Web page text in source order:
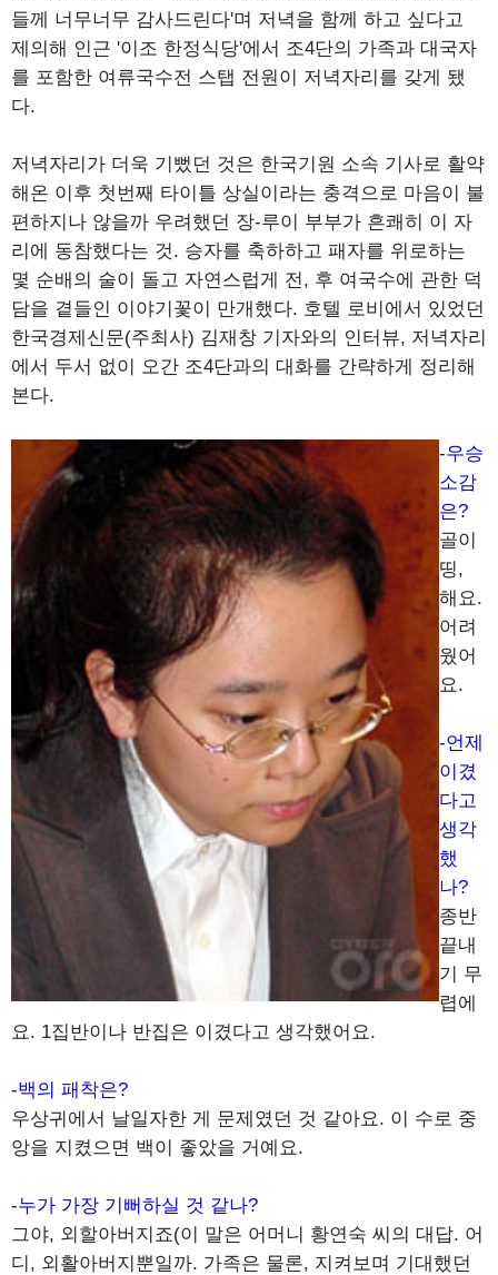
들께 너무너무 감사드린다'며 저녁을 함께 하고 싶다고
제의해 인근 '이조 한정식당'에서 조4단의 가족과 대국자
를 포함한 여류국수전 스탭 전원이 저녁자리를 갖게 됐
다.
저녁자리가 더욱 기뻤던 것은 한국기원 소속 기사로 활약
해온 이후 첫번째 타이틀 상실이라는 충격으로 마음이 불
편하지나 않을까 우려했던 장-루이 부부가 흔쾌히 이 자
리에 동참했다는 것. 승자를 축하하고 패자를 위로하는
몇 순배의 술이 돌고 자연스럽게 전, 후 여국수에 관한 덕
담을 곁들인 이야기꽃이 만개했다. 호텔 로비에서 있었던
한국경제신문(주최사) 김재창 기자와의 인터뷰, 저녁자리
에서 두서 없이 오간 조4단과의 대화를 간략하게 정리해
본다.
-우승
소감
은?
골이
띵,
해요.
어려
웠어
요.
-언제
이겼
다고
생각
했
나?
종반
끝내
기 무
렵에
요. 1집반이나 반집은 이겼다고 생각했어요.
-백의 패착은?
우상귀에서 날일자한 게 문제였던 것 같아요. 이 수로 중
앙을 지켰으면 백이 좋았을 거예요.
-누가 가장 기뻐하실 것 같나?
그야, 외할아버지죠(이 말은 어머니 황연숙 씨의 대답. 어
디, 외활아버지뿐일까. 가족은 물론, 지켜보며 기대했던